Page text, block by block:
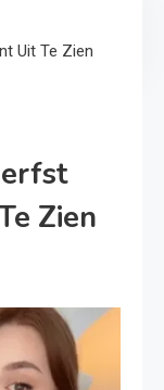
en
Uit Te Zien
Zien